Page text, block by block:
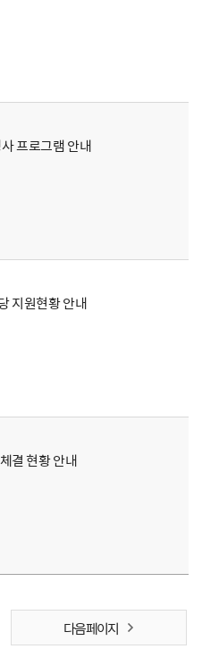
프로그램 안내
지원현황 안내
결 현황 안내
다음 페이지